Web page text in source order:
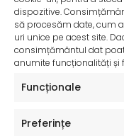
dispozitive.
să procesăm date, cum
uri unice pe acest site.
consimțământul dat
anumite funcționalități și
Funcționale
Preferințe
Informare privind
Căldura extremă
și umiditate